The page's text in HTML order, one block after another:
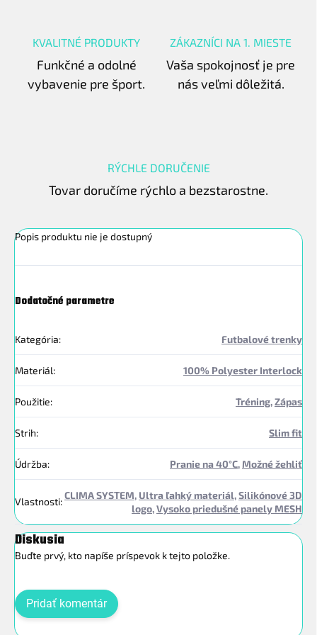
KVALITNÉ PRODUKTY
Funkčné a odolné
vybavenie pre šport.
ZÁKAZNÍCI NA 1. MIESTE
Vaša spokojnosť je pre
nás veľmi dôležitá.
RÝCHLE DORUČENIE
Tovar doručíme rýchlo a bezstarostne.
Popis produktu nie je dostupný
Dodatočné parametre
Kategória: Futbalové trenky
Materiál: 100% Polyester Interlock
Použitie: Tréning,Zápas
Strih: Slim fit
Údržba: Pranie na 40°C, Možné žehliť
Vlastnosti:
CLIMA SYSTEM, Ultra ľahký materiál,Silikónové 3D
logo,Vysoko priedušné panely MESH
Diskusia
Buďte prvý, kto napíše príspevok k tejto položke.
Pridať komentár